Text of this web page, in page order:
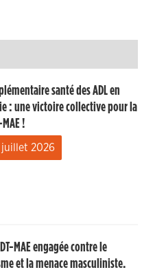
santé des ADL en
: une victoire collective pour la
MAE !
juillet 2026
MAE engagée contre le
et la menace masculiniste.